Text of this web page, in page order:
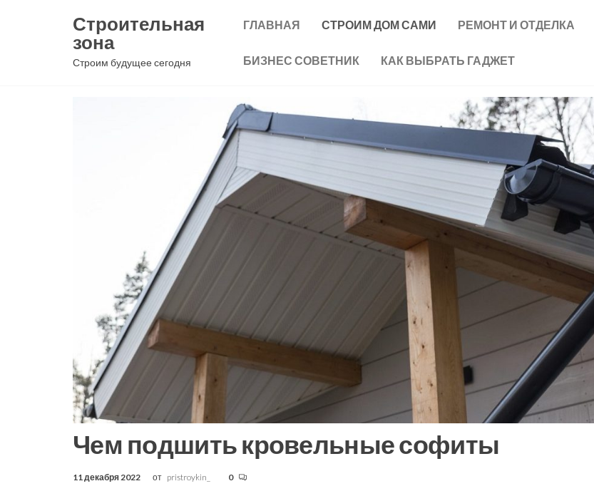
содержимому
Строительная
зона
Строим будущее сегодня
ГЛАВНАЯ СТРОИМ ДОМ САМИ РЕМОНТ И ОТДЕЛКА
БИЗНЕС СОВЕТНИК КАК ВЫБРАТЬ ГАДЖЕТ
Чем подшить кровельные софиты
11 декабря 2022 от pristroykin_ 0